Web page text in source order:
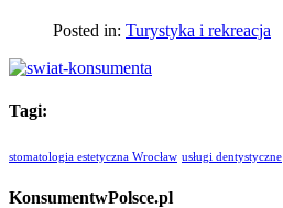
Posted in: Turystyka i rekreacja
Tagi:
stomatologia estetyczna Wrocław usługi dentystyczne
KonsumentwPolsce.pl